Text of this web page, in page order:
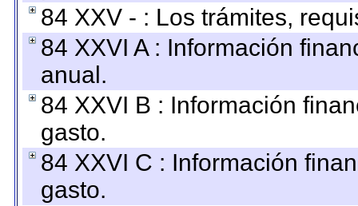
84 XXV - : Los trámites,
84 XXVI A : Información
anual.
84 XXVI B : Información
gasto.
84 XXVI C : Información
gasto.